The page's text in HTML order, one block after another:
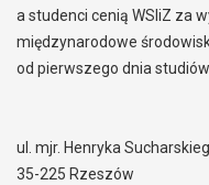
a studenci cenią WSIiZ za
międzynarodowe
od pierwszego dnia
ul. mjr. Henryka
35-225 Rzeszów